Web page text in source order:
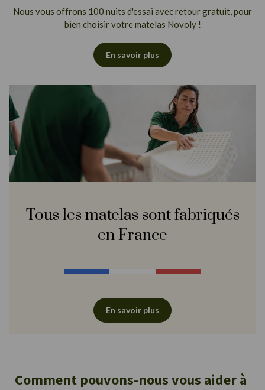
Nous vous offrons 100 nuits d'essai avec retour gratuit, pour
bien choisir votre matelas Novoly !
En savoir plus
Tous les matelas sont fabriqués
en France
En savoir plus
Comment pouvons-nous vous aider à